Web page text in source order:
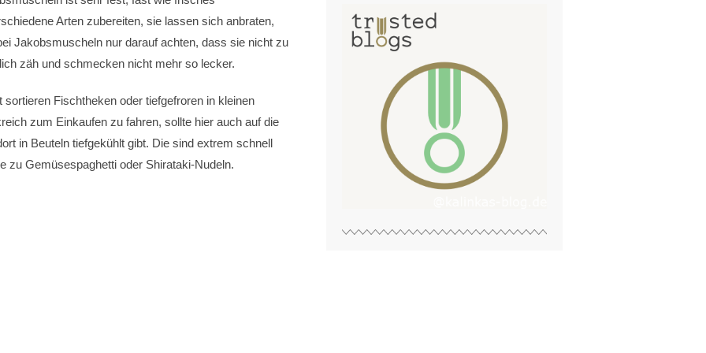
Arten zubereiten, sie lassen sich anbraten,
Jakobsmuscheln nur darauf achten, dass sie nicht zu
zäh und schmecken nicht mehr so lecker.
Fischtheken oder tiefgefroren in kleinen
zum Einkaufen zu fahren, sollte hier auch auf die
in Beuteln tiefgekühlt gibt. Die sind extrem schnell
zu Gemüsespaghetti oder Shirataki-Nudeln.